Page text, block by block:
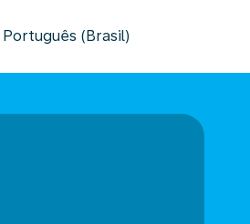
Português (Brasil)